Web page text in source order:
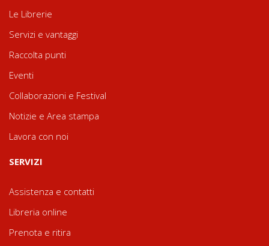
Le Librerie
Servizi e vantaggi
Raccolta punti
Eventi
Collaborazioni e Festival
Notizie e Area stampa
Lavora con noi
SERVIZI
Assistenza e contatti
Libreria online
Prenota e ritira